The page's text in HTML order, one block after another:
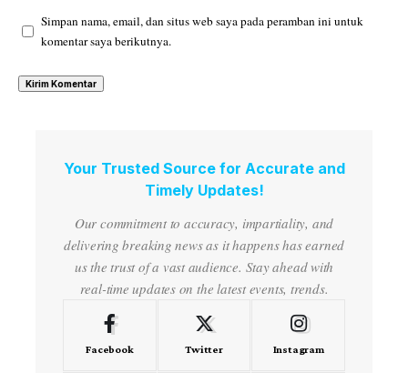
Simpan nama, email, dan situs web saya pada peramban ini untuk
komentar saya berikutnya.
Your Trusted Source for Accurate and
Timely Updates!
Our commitment to accuracy, impartiality, and
delivering breaking news as it happens has earned
us the trust of a vast audience. Stay ahead with
real-time updates on the latest events, trends.
Facebook Twitter Instagram